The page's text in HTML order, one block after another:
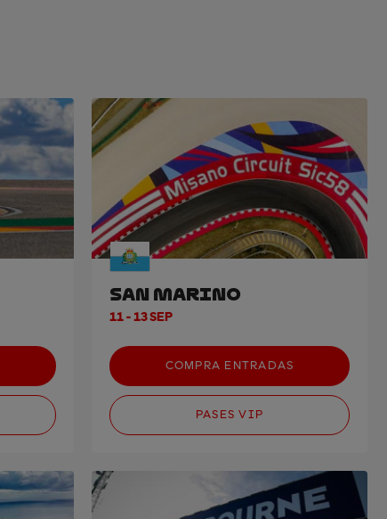
SAN MARINO
11 - 13 SEP
COMPRA ENTRADAS
PASES VIP